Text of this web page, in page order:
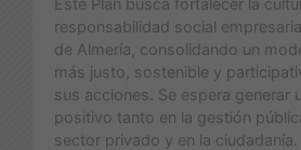
responsabilidad social
de Almería, consolidando un
más justo, sostenible y
sus acciones. Se espera generar
positivo tanto en la gestión
sector privado y en la ciudadanía.